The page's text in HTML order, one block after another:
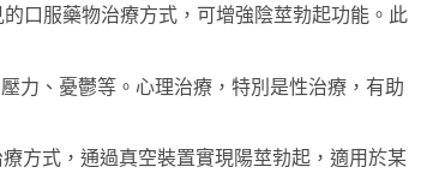
口服藥物治療方式，可增強陰莖勃起功能。此
力、憂鬱等。心理治療，特別是性治療，有助
方式，通過真空裝置實現陽莖勃起，適用於某